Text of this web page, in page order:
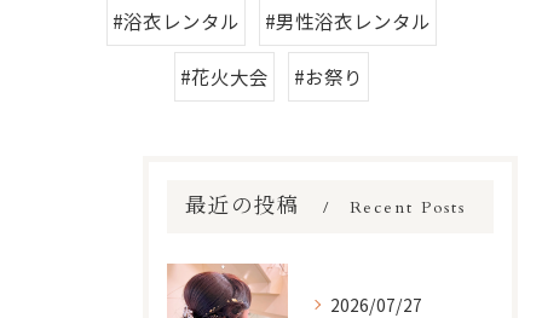
#浴衣レンタル #男性浴衣レンタル
#花火大会 #お祭り
最近の投稿 Recent Posts
2026/07/27